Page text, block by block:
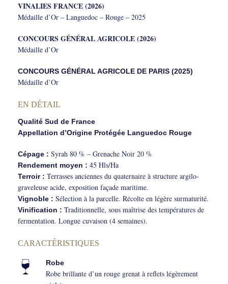
VINALIES FRANCE (2026)
Médaille d’Or – Languedoc – Rouge – 2025
CONCOURS GÉNÉRAL AGRICOLE (2026)
Médaille d’Or
CONCOURS GÉNÉRAL AGRICOLE DE PARIS (2025)
Médaille d’Or
EN DÉTAIL
Qualité Sud de France
Appellation d’Origine Protégée Languedoc Rouge
Cépage : Syrah 80 % – Grenache Noir 20 %
Rendement moyen : 45 Hls/Ha
Terroir : Terrasses anciennes du quaternaire à structure argilo-
graveleuse acide, exposition façade maritime.
Vignoble : Sélection à la parcelle. Récolte en légère surmaturité.
Vinification : Traditionnelle, sous maîtrise des températures de
fermentation. Longue cuvaison (4 semaines).
CARACTÉRISTIQUES
Robe
Robe brillante d’un rouge grenat à reflets légèrement